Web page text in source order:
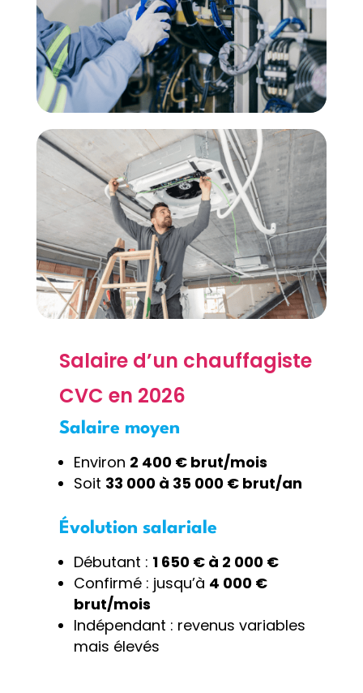
Salaire d’un chauffagiste
CVC en 2026
Salaire moyen
Environ 2 400 € brut/mois
Soit 33 000 à 35 000 € brut/an
Évolution salariale
Débutant : 1 650 € à 2 000 €
Confirmé : jusqu’à 4 000 €
brut/mois
Indépendant : revenus variables
mais élevés